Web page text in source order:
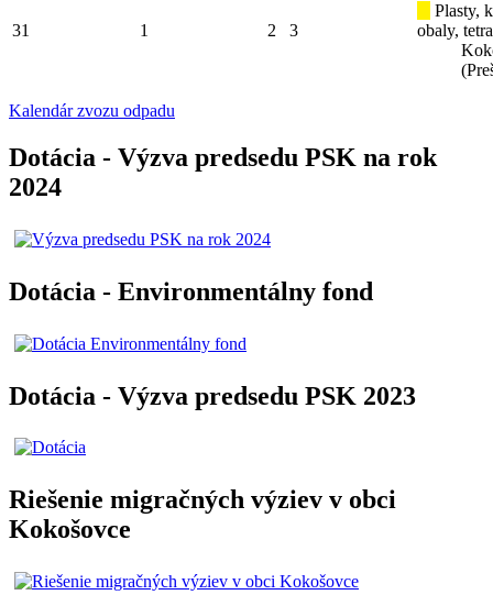
31 1 2 3
Plasty,
obaly,
Kalendár zvozu odpadu
Dotácia - Výzva predsedu PSK na rok
2024
Dotácia - Environmentálny fond
Dotácia - Výzva predsedu PSK 2023
Riešenie migračných výziev v obci
Kokošovce